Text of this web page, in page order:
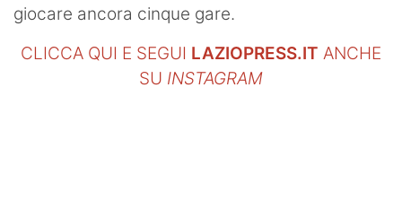
giocare ancora cinque gare.
CLICCA QUI E SEGUI LAZIOPRESS.IT ANCHE
SU INSTAGRAM